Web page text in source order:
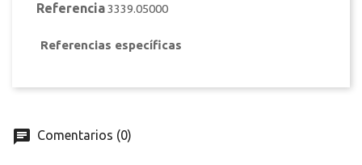
Referencia3339.05000
Referencias específicas
Comentarios (0)